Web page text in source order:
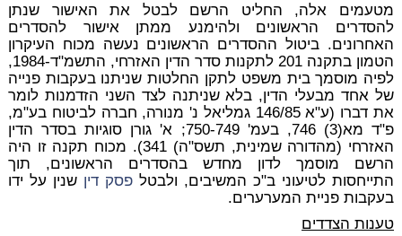
מטעמים אלה, החליט הרשם לבטל את האישור שנתן
להסדרים הראשונים ולהימנע ממתן אישור להסדרים
האחרונים. ביטול ההסדרים הראשונים נעשה מכוח העיקרון
הטמון בתקנה 201 לתקנות סדר הדין האזרחי, התשמ"ד-1984,
לפיה מוסמך בית משפט לתקן החלטות שניתנו בעקבות פנייה
של אחד מבעלי הדין, בלא שניתנה לצד השני הזדמנות לומר
את דברו (ע"א 146/85 גמליאל נ' מנורה, חברה לביטוח בע"מ,
פ"ד מא(3) 746, בעמ' 750-749; א' גורן סוגיות בסדר הדין
האזרחי (מהדורה שמינית, תשס"ה) 341). מכוח תקנה זו היה
הרשם מוסמך לדון מחדש בהסדרים הראשונים, תוך
התייחסות לטיעוני ב"כ המשיבים, ולבטל פסק דין שנין על ידו
בעקבות פניית המערערים.
טענות הצדדים